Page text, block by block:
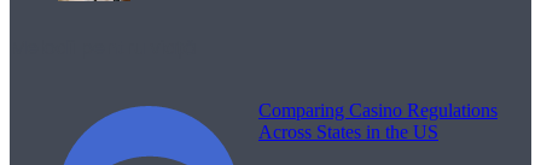
Comparing Casino Regulations
Across States in the US